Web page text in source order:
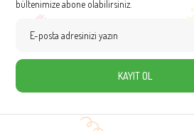
bültenimize abone olabilirsiniz.
KAYIT OL